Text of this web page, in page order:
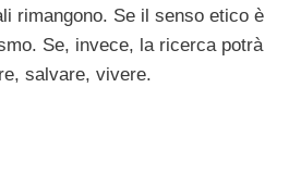
rimangono. Se il senso etico è
Se, invece, la ricerca potrà
salvare, vivere.